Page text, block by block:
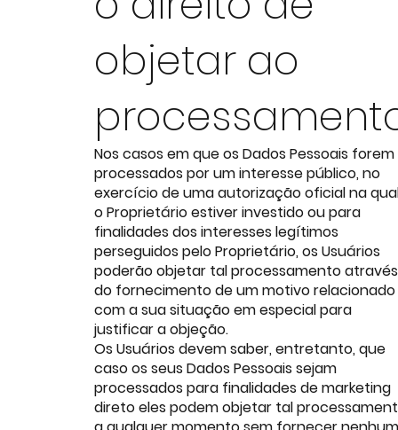
objetar ao
Nos casos em que os Dados Pessoais forem
processados por um interesse público, no
exercício de uma autorização oficial na
o Proprietário estiver investido ou para
finalidades dos interesses legítimos
perseguidos pelo Proprietário, os Usuários
poderão objetar tal processamento através
do fornecimento de um motivo relacionado
com a sua situação em especial para
justificar a objeção.
Os Usuários devem saber, entretanto, que
caso os seus Dados Pessoais sejam
processados para finalidades de marketing
direto eles podem objetar tal